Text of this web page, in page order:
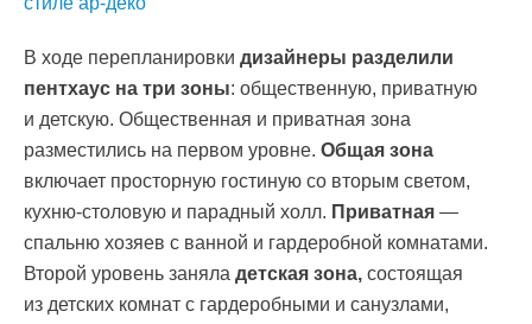
В ходе перепланировки дизайнеры разделили
пентхаус на три зоны: общественную, приватную
и детскую. Общественная и приватная зона
разместились на первом уровне. Общая зона
включает просторную гостиную со вторым светом,
кухню-столовую и парадный холл. Приватная —
спальню хозяев с ванной и гардеробной комнатами.
Второй уровень заняла детская зона, состоящая
из детских комнат с гардеробными и санузлами,